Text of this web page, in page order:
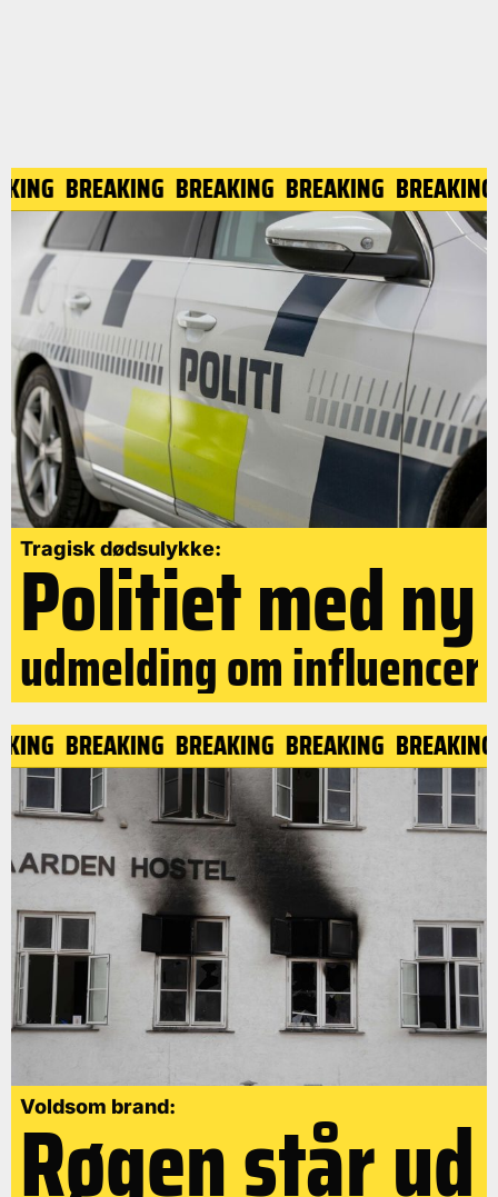
BREAKING BREAKING BREAKING
Tragisk dødsulykke:
Politiet med ny
udmelding om influencer
BREAKING BREAKING BREAKING
Voldsom brand:
Røgen står ud